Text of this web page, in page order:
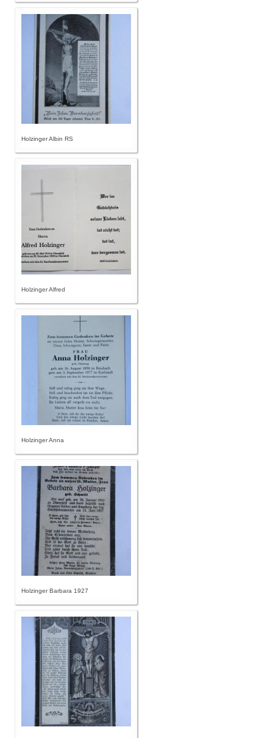
Holzinger Albin RS
Holzinger Alfred
Holzinger Anna
Holzinger Barbara 1927